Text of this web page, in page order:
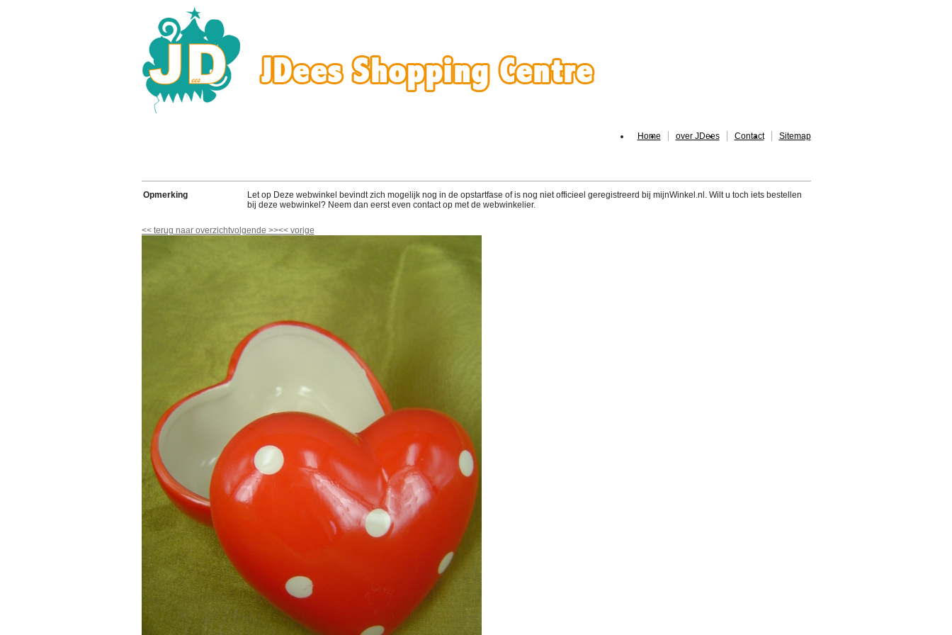
Home over JDees Contact Sitemap
Opmerking
Let op Deze webwinkel bevindt zich mogelijk nog in de opstartfase of is nog niet officieel geregistreerd bij mijnWinkel.nl. Wilt u toch iets bestellen
bij deze webwinkel? Neem dan eerst even contact op met de webwinkelier.
<< terug naar overzichtvolgende >><< vorige